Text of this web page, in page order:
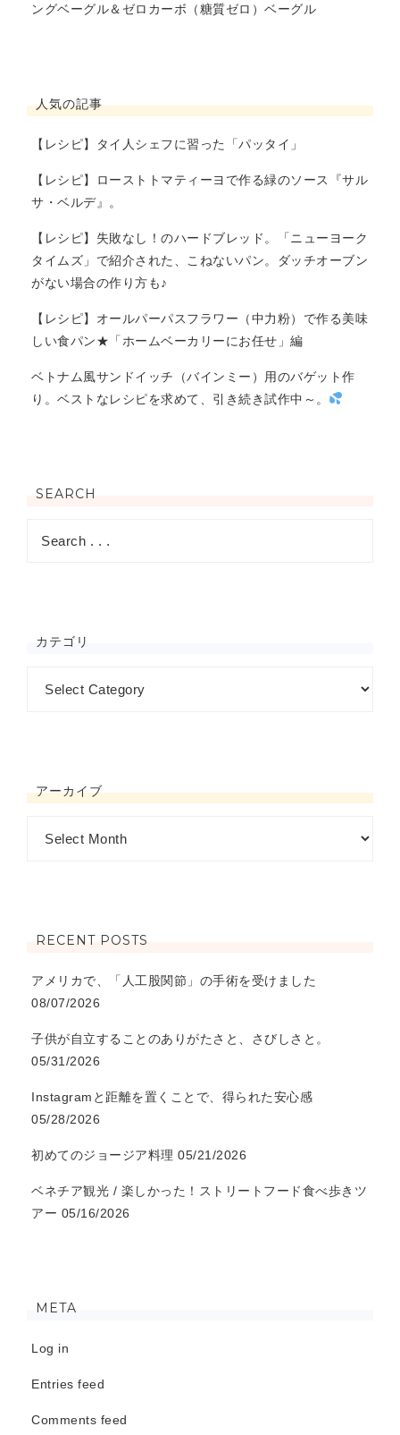
ングベーグル＆ゼロカーボ（糖質ゼロ）ベーグル
人気の記事
【レシピ】タイ人シェフに習った「パッタイ」
【レシピ】ローストトマティーヨで作る緑のソース『サル
サ・ベルデ』。
【レシピ】失敗なし！のハードブレッド。「ニューヨーク
タイムズ」で紹介された、こねないパン。ダッチオーブン
がない場合の作り方も♪
【レシピ】オールパーパスフラワー（中力粉）で作る美味
しい食パン★「ホームベーカリーにお任せ」編
ベトナム風サンドイッチ（バインミー）用のバゲット作
り。ベストなレシピを求めて、引き続き試作中～。
SEARCH
カテゴリ
アーカイブ
RECENT POSTS
アメリカで、「人工股関節」の手術を受けました
08/07/2026
子供が自立することのありがたさと、さびしさと。
05/31/2026
Instagramと距離を置くことで、得られた安心感
05/28/2026
初めてのジョージア料理 05/21/2026
ベネチア観光 / 楽しかった！ストリートフード食べ歩きツ
アー 05/16/2026
META
Log in
Entries feed
Comments feed